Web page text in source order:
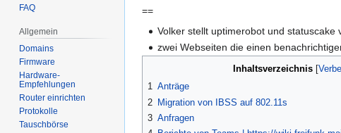
==
Volker stellt uptimerobot und statuscake
zwei Webseiten die einen
Inhaltsverzeichnis
1 Anträge
2 Migration von IBSS auf 802.11s
3 Anfragen
FAQ
Allgemein
Domains
Firmware
Hardware-
Empfehlungen
Router einrichten
Protokolle
Tauschbörse